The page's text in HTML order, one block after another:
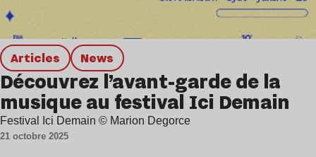
Articles news
Découvrez l’avant-garde de la
musique au festival Ici Demain
Festival Ici Demain © Marion Degorce
21 octobre 2025